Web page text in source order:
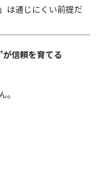
は通じにくい前提だ
信頼を育てる
。